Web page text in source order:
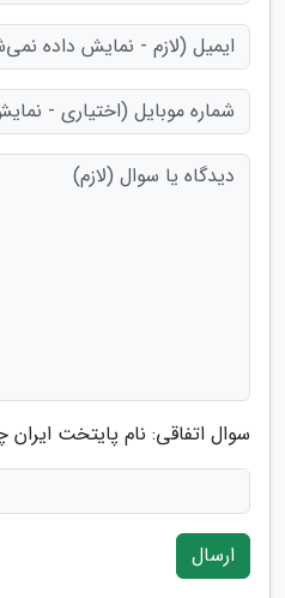
سوال اتفاقی: نام پایتخت
ارسال